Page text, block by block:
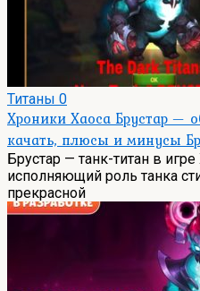
Титаны 0
Хроники Хаоса Брустар —
качать, плюсы и минусы
Брустар — танк-титан в
исполняющий роль танка
прекрасной